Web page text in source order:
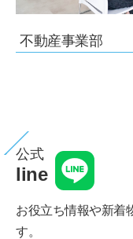
不動産事業部
公式
line
お役立ち情報や新着
す。